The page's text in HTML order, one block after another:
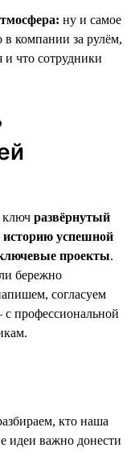
ну и самое
в компании за рулём,
и что сотрудники
ключ развёрнутый
историю успешной
проекты.
бережно
согласуем
профессиональной
кто наша
идеи важно донести